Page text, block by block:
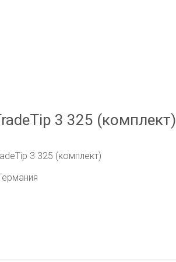
3 325 (комплект)
3 325 (комплект)